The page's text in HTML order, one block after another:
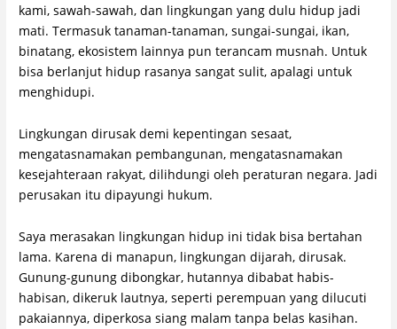
kami, sawah-sawah, dan lingkungan yang dulu hidup jadi
mati. Termasuk tanaman-tanaman, sungai-sungai, ikan,
binatang, ekosistem lainnya pun terancam musnah. Untuk
bisa berlanjut hidup rasanya sangat sulit, apalagi untuk
menghidupi.
Lingkungan dirusak demi kepentingan sesaat,
mengatasnamakan pembangunan, mengatasnamakan
kesejahteraan rakyat, dilihdungi oleh peraturan negara. Jadi
perusakan itu dipayungi hukum.
Saya merasakan lingkungan hidup ini tidak bisa bertahan
lama. Karena di manapun, lingkungan dijarah, dirusak.
Gunung-gunung dibongkar, hutannya dibabat habis-
habisan, dikeruk lautnya, seperti perempuan yang dilucuti
pakaiannya, diperkosa siang malam tanpa belas kasihan.